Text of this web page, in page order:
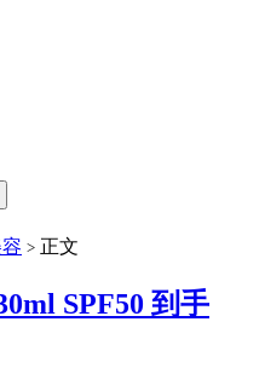
> 正文
SPF50 到手